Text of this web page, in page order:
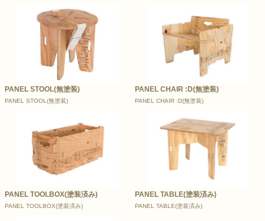
PANEL STOOL(無塗装)
PANEL STOOL(無塗装)
PANEL CHAIR :D(無塗装)
PANEL CHAIR :D(無塗装)
PANEL TOOLBOX(塗装済み)
PANEL TOOLBOX(塗装済み)
PANEL TABLE(塗装済み)
PANEL TABLE(塗装済み)